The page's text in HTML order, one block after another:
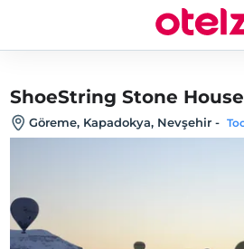
ShoeString Stone House
Göreme, Kapadokya, Nevşehir -